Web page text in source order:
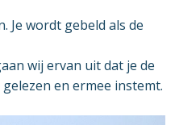
Je wordt gebeld als de
wij ervan uit dat je de
en ermee instemt.